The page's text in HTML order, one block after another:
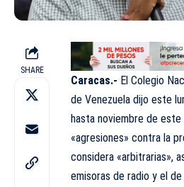
SHARE
Caracas.- El Colegio
de Venezuela dijo este
hasta noviembre de
«agresiones» contra la
considera «arbitrarias»,
emisoras de radio y el